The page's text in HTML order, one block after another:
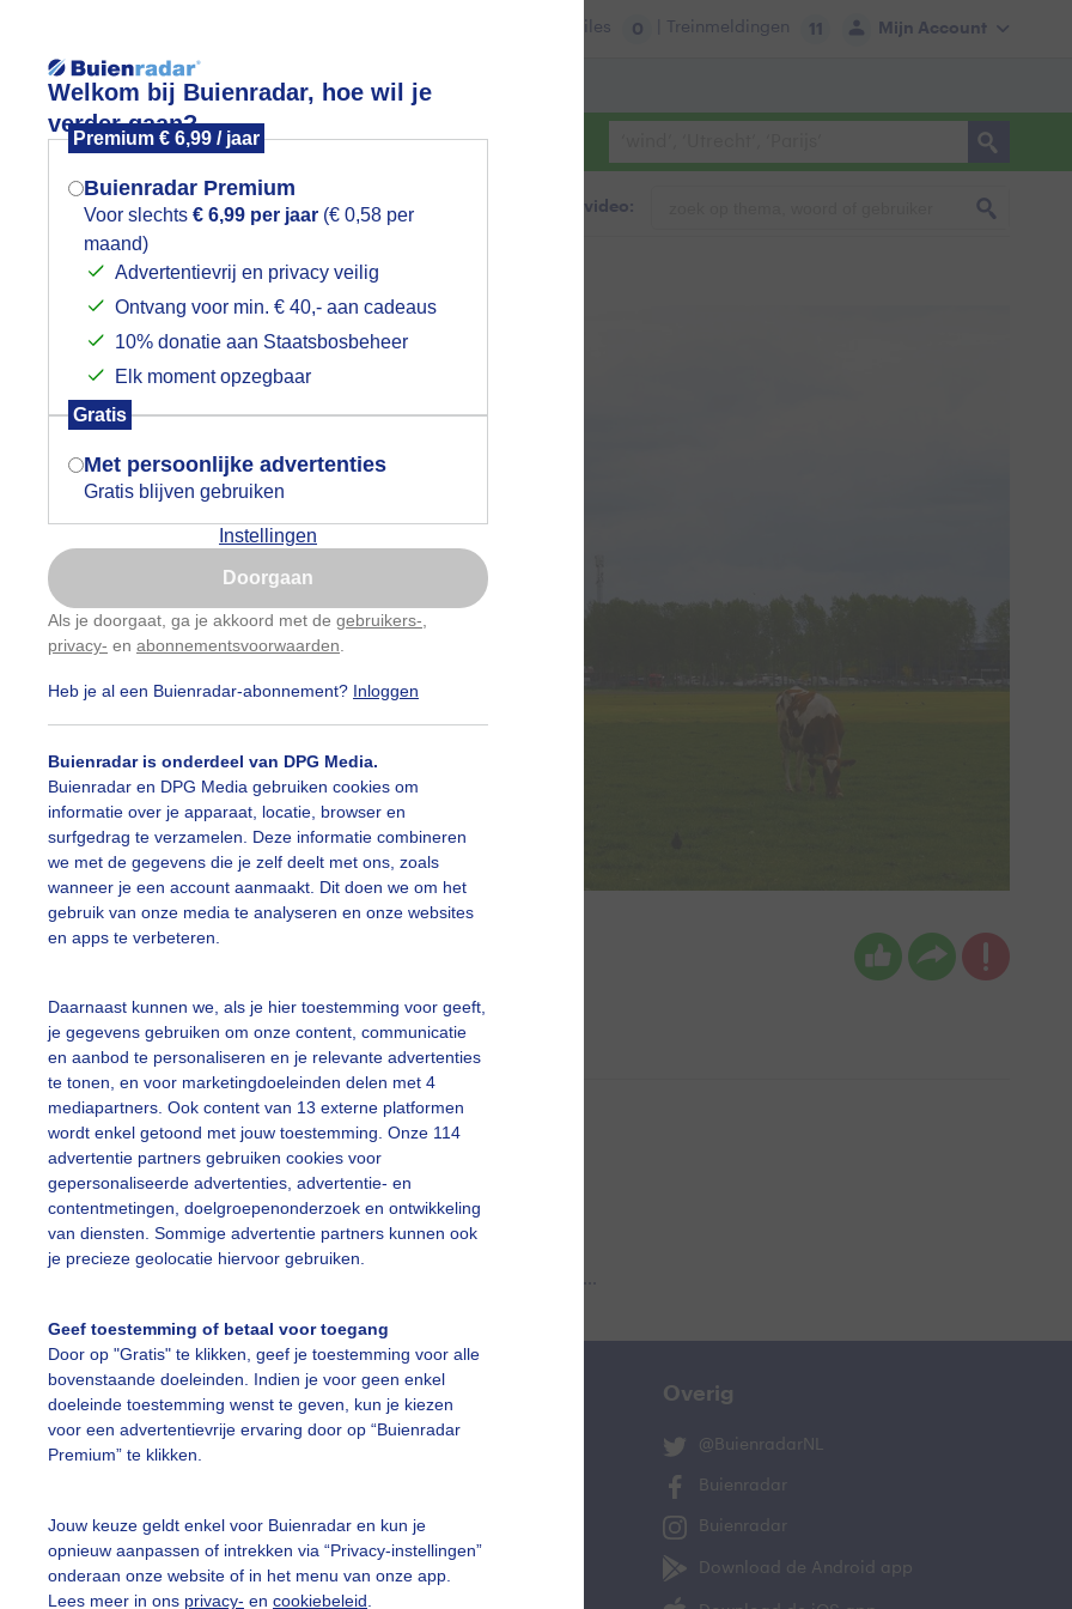
Welkom bij Buienradar, hoe wil je
verder gaan?
Premium € 6,99 / jaar
Buienradar Premium
Voor slechts € 6,99 per jaar (€ 0,58 per
maand)
Advertentievrij en privacy veilig
Ontvang voor min. € 40,- aan cadeaus
10% donatie aan Staatsbosbeheer
Elk moment opzegbaar
Gratis
Met persoonlijke advertenties
Gratis blijven gebruiken
Instellingen
Doorgaan
Als je doorgaat, ga je akkoord met de gebruikers-
privacy- en abonnementsvoorwaarden
Heb je al een Buienradar-abonnement? Inloggen
Buienradar is onderdeel van DPG Media.
Buienradar en DPG Media gebruiken cookies om
informatie over je apparaat, locatie, browser en
surfgedrag te verzamelen. Deze informatie combineren
we met de gegevens die je zelf deelt met ons, zoals
wanneer je een account aanmaakt. Dit doen we om het
gebruik van onze media te analyseren en onze websites
en apps te verbeteren.
Daarnaast kunnen we, als je hier toestemming voor geeft,
je gegevens gebruiken om onze content, communicatie
en aanbod te personaliseren en je relevante advertenties
te tonen, en voor marketingdoeleinden delen met 4
mediapartners. Ook content van 13 externe platformen
wordt enkel getoond met jouw toestemming. Onze 114
advertentie partners gebruiken cookies voor
gepersonaliseerde advertenties, advertentie- en
contentmetingen, doelgroepenonderzoek en ontwikkeling
van diensten. Sommige advertentie partners kunnen ook
je precieze geolocatie hiervoor gebruiken.
Geef toestemming of betaal voor toegang
Door op "Gratis" te klikken, geef je toestemming voor alle
bovenstaande doeleinden. Indien je voor geen enkel
doeleinde toestemming wenst te geven, kun je kiezen
voor een advertentievrije ervaring door op “Buienradar
Premium” te klikken.
Jouw keuze geldt enkel voor Buienradar en kun je
opnieuw aanpassen of intrekken via “Privacy-instellingen”
onderaan onze website of in het menu van onze app.
Lees meer in ons privacy- en cookiebeleid
Mijn Account
Files 0 | Treinmeldingen 11
Lees meer.
Foto en video Weerzine
Zoeken in foto & video:
IN DE WEI
en nog droog in de middag , winderig koeien in de wei
Wind Dieren
slideshow
vragen
Mijn weer Overig
@BuienradarNL
Buienradar
Buienradar
Download de Android app
Mogen we je locatie gebruiken voor
het weer?
Indien je hier nog geen akkoord op hebt
gegeven, verschijnt er zo een pop-up uit
je browser waarin deze toestemming
gevraagd wordt.
Is goed, toon de popup
Nu niet, misschien later
Gebruik je Safari en wil je niet elke dag deze pop-up
Klikhierom dit aan te passen